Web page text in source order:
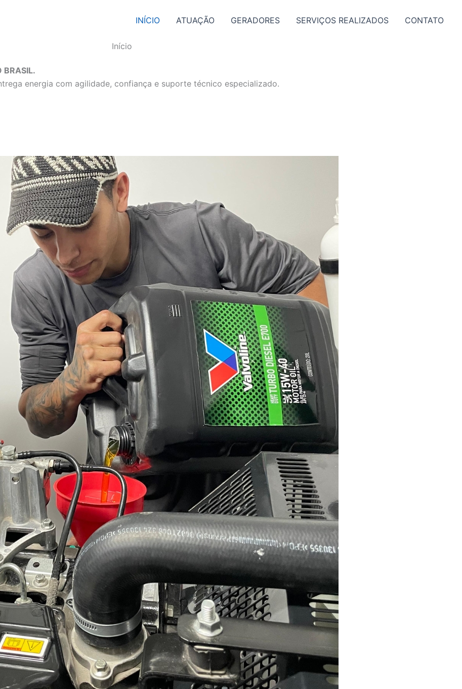
INÍCIO ATUAÇÃO GERADORES SERVIÇOS REALIZADOS CONTATO
Início
BRASIL.
energia com agilidade, confiança e suporte técnico especializado.